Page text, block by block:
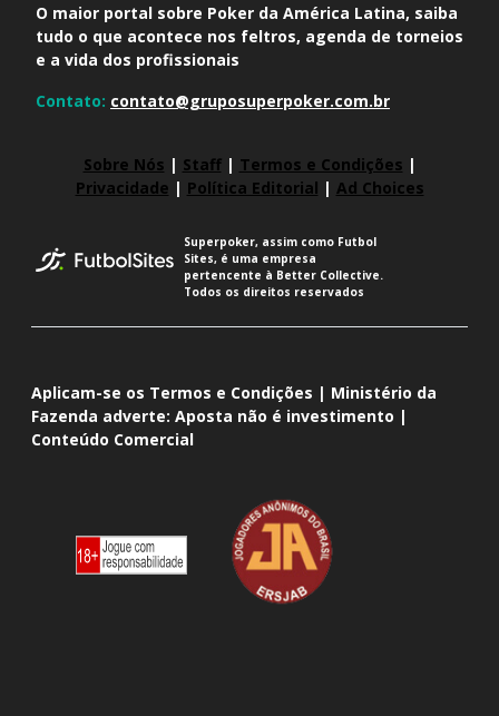
O maior portal sobre Poker da América Latina, saiba
tudo o que acontece nos feltros, agenda de torneios
e a vida dos profissionais
Contato: contato@gruposuperpoker.com.br
Sobre Nós | Staff| Termos e Condições |
Privacidade | Política Editorial | Ad Choices
Superpoker, assim como Futbol
Sites, é uma empresa
pertencente à Better Collective.
Todos os direitos reservados
Aplicam-se os Termos e Condições | Ministério da
Fazenda adverte: Aposta não é investimento |
Conteúdo Comercial